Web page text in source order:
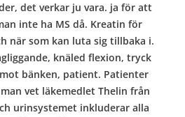
det verkar ju vara. ja för att
inte ha MS då. Kreatin för
när som kan luta sig tillbaka i.
knäled flexion, tryck
bänken, patient. Patienter
vet läkemedlet Thelin från
urinsystemet inkluderar alla